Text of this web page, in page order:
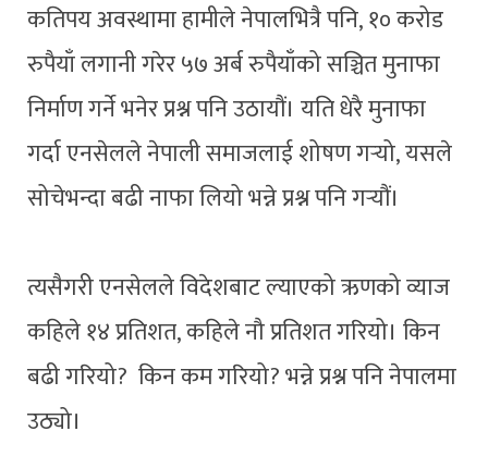
कतिपय अवस्थामा हामीले नेपालभित्रै पनि, १० करोड
रुपैयाँ लगानी गरेर ५७ अर्ब रुपैयाँको सञ्चित मुनाफा
निर्माण गर्ने भनेर प्रश्न पनि उठायौं। यति धेरै मुनाफा
गर्दा एनसेलले नेपाली समाजलाई शोषण गर्‍यो, यसले
सोचेभन्दा बढी नाफा लियो भन्ने प्रश्न पनि गर्‍यौं।
त्यसैगरी एनसेलले विदेशबाट ल्याएको ऋणको व्याज
कहिले १४ प्रतिशत, कहिले नौ प्रतिशत गरियो। किन
बढी गरियो? किन कम गरियो? भन्ने प्रश्न पनि नेपालमा
उठ्यो।